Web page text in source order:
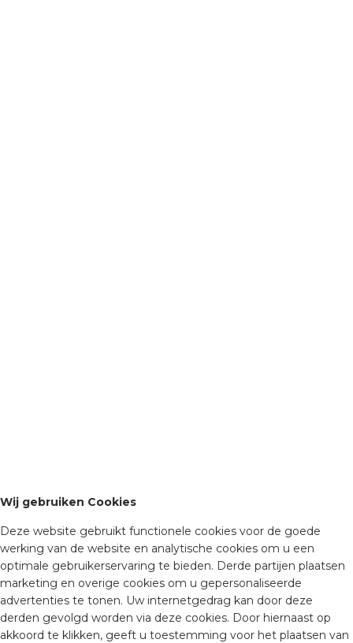
Wij gebruiken Cookies
Deze website gebruikt functionele cookies voor de goede
werking van de website en analytische cookies om u een
optimale gebruikerservaring te bieden. Derde partijen plaatsen
marketing en overige cookies om u gepersonaliseerde
advertenties te tonen. Uw internetgedrag kan door deze
derden gevolgd worden via deze cookies. Door hiernaast op
akkoord te klikken, geeft u toestemming voor het plaatsen van